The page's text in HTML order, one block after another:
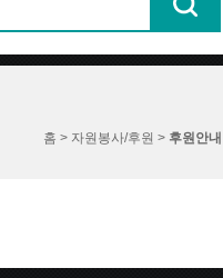
홈 > 자원봉사/후원 > 후원안내